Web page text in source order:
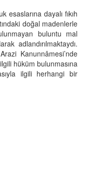
dayalı fıkıh
doğal madenlerle
buluntu mal
adlandırılmaktaydı.
Kanunnâmesi’nde
hüküm bulunmasına
ilgili herhangi bir